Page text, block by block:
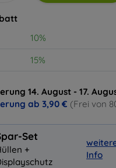
10%
15%
14. August - 17.
ab 3,90 € (Frei von
Set
+
Info